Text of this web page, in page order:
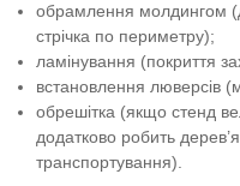
обрамлення молдингом
стрічка по периметру);
ламінування (покриття
встановлення люверсів
обрешітка (якщо стенд
додатково робить
транспортування).